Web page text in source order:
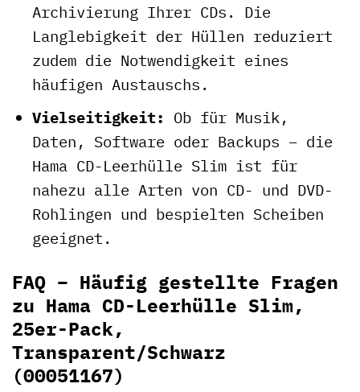
Archivierung Ihrer CDs. Die
Langlebigkeit der Hüllen reduziert
zudem die Notwendigkeit eines
häufigen Austauschs.
Vielseitigkeit: Ob für Musik,
Daten, Software oder Backups – die
Hama CD-Leerhülle Slim ist für
nahezu alle Arten von CD- und DVD-
Rohlingen und bespielten Scheiben
geeignet.
FAQ – Häufig gestellte Fragen
zu Hama CD-Leerhülle Slim,
25er-Pack,
Transparent/Schwarz
(00051167)